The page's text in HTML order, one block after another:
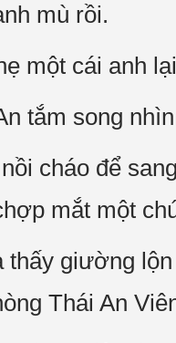
mù rồi.
một cái anh
tắm song
cháo để
mắt một
thấy giường
Thái An